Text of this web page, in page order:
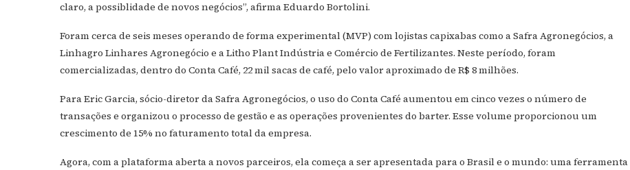
claro, a possiblidade de novos negócios”, afirma Eduardo Bortolini.
Foram cerca de seis meses operando de forma experimental (MVP) com lojistas capixabas como a Safra Agronegócios, a
Linhagro Linhares Agronegócio e a Litho Plant Indústria e Comércio de Fertilizantes. Neste período, foram
comercializadas, dentro do Conta Café, 22 mil sacas de café, pelo valor aproximado de R$ 8 milhões.
Para Eric Garcia, sócio-diretor da Safra Agronegócios, o uso do Conta Café aumentou em cinco vezes o número de
transações e organizou o processo de gestão e as operações provenientes do barter. Esse volume proporcionou um
crescimento de 15% no faturamento total da empresa.
Agora, com a plataforma aberta a novos parceiros, ela começa a ser apresentada para o Brasil e o mundo: uma ferramenta